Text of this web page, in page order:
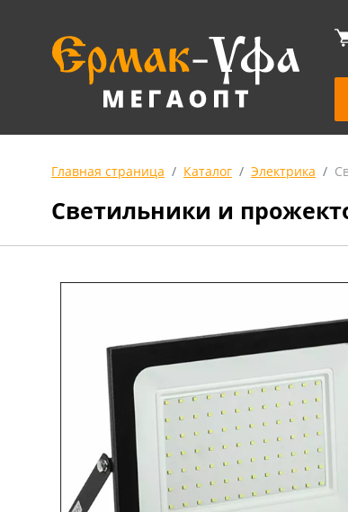
Главная страница Каталог Электрика
Светильники и